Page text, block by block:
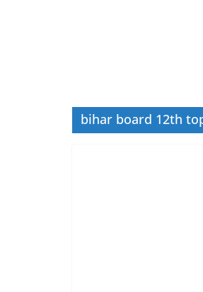
bihar board 12th